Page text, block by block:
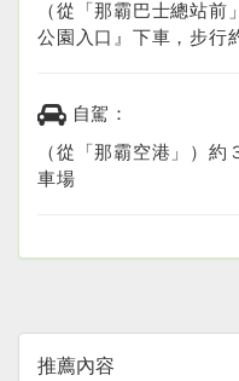
（從「那霸巴士總站
公園入口』下車，步行
自駕：
（從「那霸空港」）
車場
推薦內容